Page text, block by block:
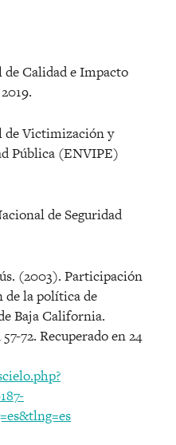
Calidad e Impacto
de Victimización y
Pública (ENVIPE)
de Seguridad
(2003). Participación
de la política de
Baja California.
72. Recuperado en 24